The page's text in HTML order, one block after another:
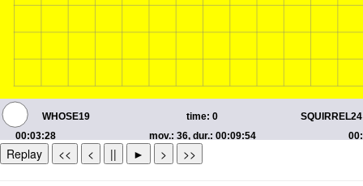
Replay << < || ► > >>